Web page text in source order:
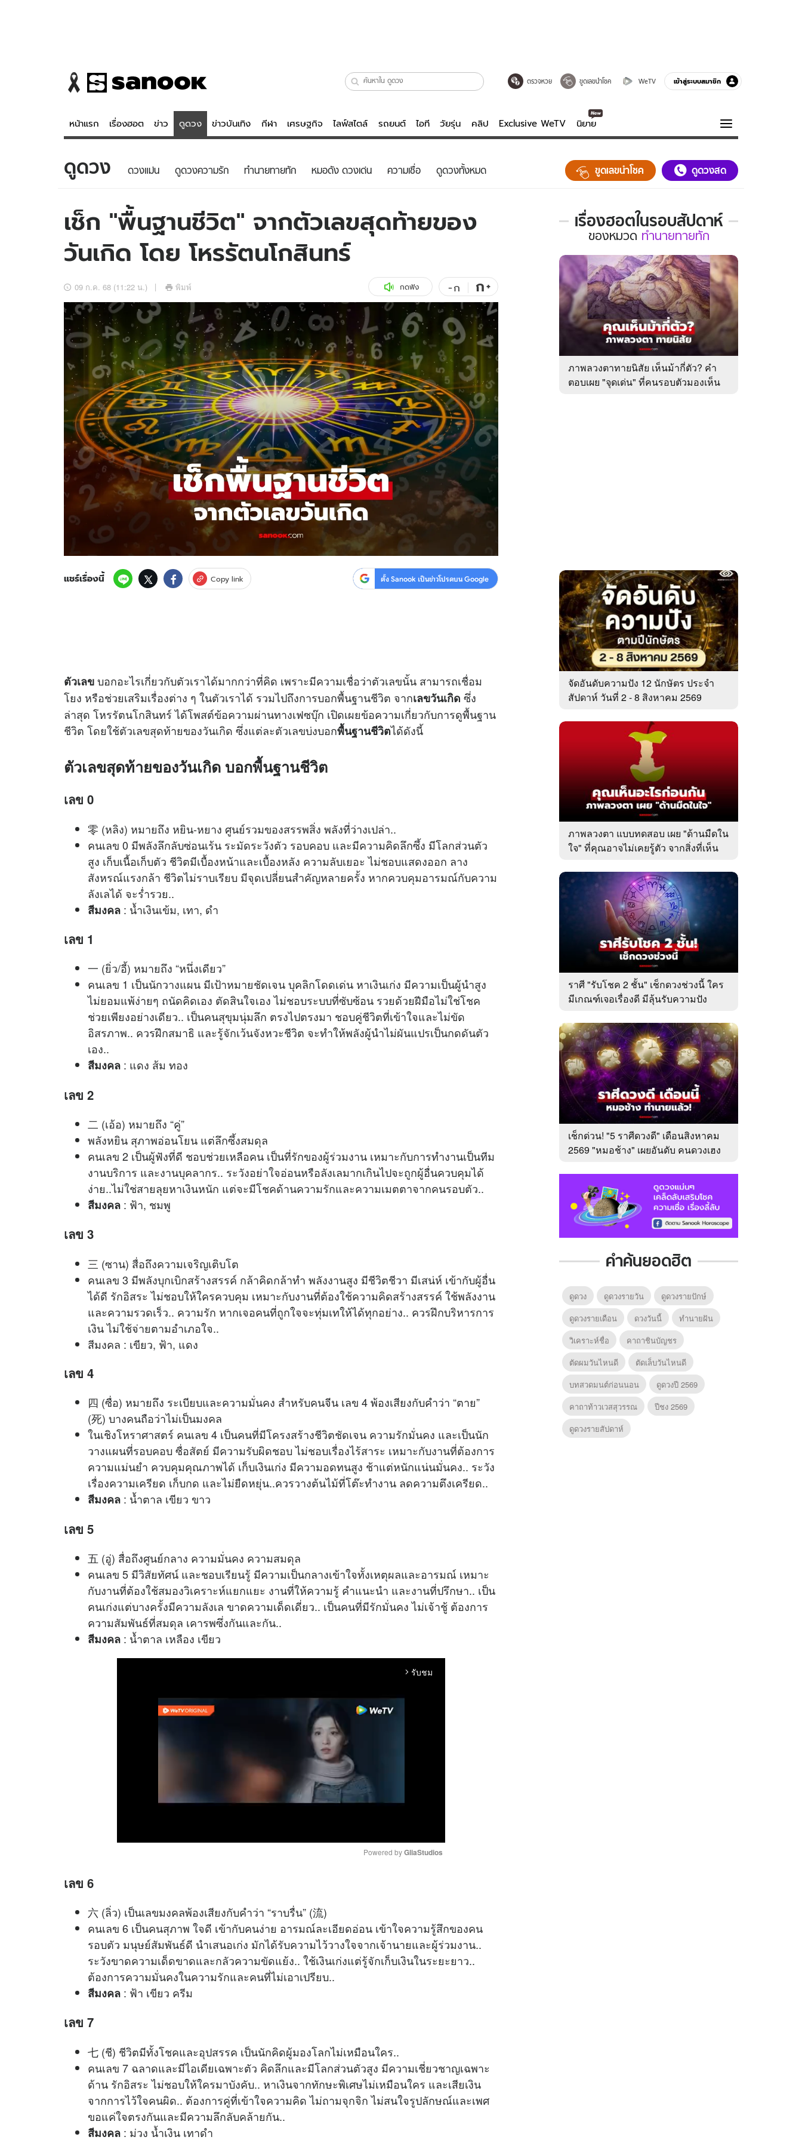
ตรวจหวย ขูดเลขนำโชค WeTV เข้าสู่ระบบสมาชิก
หน้าแรก เรื่องฮอต ข่าว ดูดวง ข่าวบันเทิง กีฬา เศรษฐกิจ ไลฟ์สไตล์ รถยนต์ ไอที วัยรุ่น คลิป Exclusive WeTV นิยาย
ข่าว
ข่าวบันเทิง
ข่าวกีฬา
ข่าวเศรษฐกิจ
อัปเดตจีน
เช็กข่าวชัวร์
ดูดวง - ตรวจหวย
สถิติหวยไทย
หวยลาว
ไลฟ์สไตล์
วัยรุ่น
สุขภาพ
เที่ยว-กิน
Tasteful Thailand
Sanook Choice
ดูทีวี
WeTV
Exclusive WeTV
นิยาย
ความรู้รอบตัว
ฮาวทู
ดาวน์โหลดสนุกแอปฟรี ติดตามสนุกโซเชียลได้ที่
สงวนลิขสิทธิ์ ©2569บริษัท อิมเมจ ฟิวเจอร์ (ประเทศไทย) จำกัด
ดูดวง ดวงแม่น ดูดวงความรัก ทํานายทายทัก หมอดัง ดวงเด่น ความเชื่อ ดูดวงทั้งหมด ขูดเลขนำโชค ดูดวงสด
เช็ก "พื้นฐานชีวิต" จากตัวเลขสุดท้ายของ
วันเกิด โดย โหรรัตนโกสินทร์
09 ก.ค. 68 (11:22 น.) พิมพ์ กดฟัง -ก ก+
แชร์เรื่องนี้ Copy link ตั้ง Sanook เป็นข่าวโปรดบน Google
ตัวเลขบอกอะไรเกี่ยวกับตัวเราได้มากกว่าที่คิด เพราะมีความเชื่อว่าตัวเลขนั้น สามารถเชื่อม
โยง หรือช่วยเสริมเรื่องต่าง ๆ ในตัวเราได้ รวมไปถึงการบอกพื้นฐานชีวิต จากเลขวันเกิด ซึ่ง
ล่าสุด โหรรัตนโกสินทร์ ได้โพสต์ข้อความผ่านทางเฟซบุ๊ก เปิดเผยข้อความเกี่ยวกับการดูพื้นฐาน
ชีวิต โดยใช้ตัวเลขสุดท้ายของวันเกิด ซึ่งแต่ละตัวเลขบ่งบอกพื้นฐานชีวิตได้ดังนี้
ตัวเลขสุดท้ายของวันเกิด บอกพื้นฐานชีวิต
เลข 0
零 (หลิง) หมายถึง หยิน-หยาง ศูนย์รวมของสรรพสิ่ง พลังที่ว่างเปล่า..
คนเลข 0 มีพลังลึกลับซ่อนเร้น ระมัดระวังตัว รอบคอบ และมีความคิดลึกซึ้ง มีโลกส่วนตัว
สูง เก็บเนื้อเก็บตัว ชีวิตมีเบื้องหน้าและเบื้องหลัง ความลับเยอะ ไม่ชอบแสดงออก ลาง
สังหรณ์แรงกล้า ชีวิตไม่ราบเรียบ มีจุดเปลี่ยนสำคัญหลายครั้ง หากควบคุมอารมณ์กับความ
ลังเลได้ จะร่ำรวย..
สีมงคล : น้ำเงินเข้ม, เทา, ดำ
เลข 1
一 (ยิ่ว/อี้) หมายถึง “หนึ่งเดียว”
คนเลข 1 เป็นนักวางแผน มีเป้าหมายชัดเจน บุคลิกโดดเด่น หาเงินเก่ง มีความเป็นผู้นำสูง
ไม่ยอมแพ้ง่ายๆ ถนัดคิดเอง ตัดสินใจเอง ไม่ชอบระบบที่ซับซ้อน รวยด้วยฝีมือไม่ใช่โชค
ช่วยเพียงอย่างเดียว.. เป็นคนสุขุมนุ่มลึก ตรงไปตรงมา ชอบคู่ชีวิตที่เข้าใจและไม่ขัด
อิสรภาพ.. ควรฝึกสมาธิ และรู้จักเว้นจังหวะชีวิต จะทำให้พลังผู้นำไม่ผันแปรเป็นกดดันตัว
เอง..
สีมงคล : แดง ส้ม ทอง
เลข 2
二 (เอ้อ) หมายถึง “คู่”
พลังหยิน สุภาพอ่อนโยน แต่ลึกซึ้งสมดุล
คนเลข 2 เป็นผู้ฟังที่ดี ชอบช่วยเหลือคน เป็นที่รักของผู้ร่วมงาน เหมาะกับการทำงานเป็นทีม
งานบริการ และงานบุคลากร.. ระวังอย่าใจอ่อนหรือลังเลมากเกินไปจะถูกผู้อื่นควบคุมได้
ง่าย..ไม่ใช่สายลุยหาเงินหนัก แต่จะมีโชคด้านความรักและความเมตตาจากคนรอบตัว..
สีมงคล : ฟ้า, ชมพู
เลข 3
三 (ซาน) สื่อถึงความเจริญเติบโต
คนเลข 3 มีพลังบุกเบิกสร้างสรรค์ กล้าคิดกล้าทำ พลังงานสูง มีชีวิตชีวา มีเสน่ห์ เข้ากับผู้อื่น
ได้ดี รักอิสระ ไม่ชอบให้ใครควบคุม เหมาะกับงานที่ต้องใช้ความคิดสร้างสรรค์ ใช้พลังงาน
และความรวดเร็ว.. ความรัก หากเจอคนที่ถูกใจจะทุ่มเทให้ได้ทุกอย่าง.. ควรฝึกบริหารการ
เงิน ไม่ใช้จ่ายตามอำเภอใจ..
สีมงคล : เขียว, ฟ้า, แดง
เลข 4
四 (ซื่อ) หมายถึง ระเบียบและความมั่นคง สำหรับคนจีน เลข 4 พ้องเสียงกับคำว่า “ตาย”
(死) บางคนถือว่าไม่เป็นมงคล
ในเชิงโหราศาสตร์ คนเลข 4 เป็นคนที่มีโครงสร้างชีวิตชัดเจน ความรักมั่นคง และเป็นนัก
วางแผนที่รอบคอบ ซื่อสัตย์ มีความรับผิดชอบ ไม่ชอบเรื่องไร้สาระ เหมาะกับงานที่ต้องการ
ความแม่นยำ ควบคุมคุณภาพได้ เก็บเงินเก่ง มีความอดทนสูง ช้าแต่หนักแน่นมั่นคง.. ระวัง
เรื่องความเครียด เก็บกด และไม่ยืดหยุ่น..ควรวางต้นไม้ที่โต๊ะทำงาน ลดความตึงเครียด..
สีมงคล : น้ำตาล เขียว ขาว
เลข 5
五 (อู่) สื่อถึงศูนย์กลาง ความมั่นคง ความสมดุล
คนเลข 5 มีวิสัยทัศน์ และชอบเรียนรู้ มีความเป็นกลางเข้าใจทั้งเหตุผลและอารมณ์ เหมาะ
กับงานที่ต้องใช้สมองวิเคราะห์แยกแยะ งานที่ให้ความรู้ คำแนะนำ และงานที่ปรึกษา.. เป็น
คนเก่งแต่บางครั้งมีความลังเล ขาดความเด็ดเดี่ยว.. เป็นคนที่มีรักมั่นคง ไม่เจ้าชู้ ต้องการ
ความสัมพันธ์ที่สมดุล เคารพซึ่งกันและกัน..
สีมงคล : น้ำตาล เหลือง เขียว
arrow_forward_ios รับชม
e
Powered by GliaStudios
เลข 6
六 (ลิ่ว) เป็นเลขมงคลพ้องเสียงกับคำว่า “ราบรื่น” (流)
คนเลข 6 เป็นคนสุภาพ ใจดี เข้ากับคนง่าย อารมณ์ละเอียดอ่อน เข้าใจความรู้สึกของคน
รอบตัว มนุษย์สัมพันธ์ดี นำเสนอเก่ง มักได้รับความไว้วางใจจากเจ้านายและผู้ร่วมงาน..
ระวังขาดความเด็ดขาดและกลัวความขัดแย้ง.. ใช้เงินเก่งแต่รู้จักเก็บเงินในระยะยาว..
ต้องการความมั่นคงในความรักและคนที่ไม่เอาเปรียบ..
สีมงคล : ฟ้า เขียว ครีม
เลข 7
七 (ชี) ชีวิตมีทั้งโชคและอุปสรรค เป็นนักคิดผู้มองโลกไม่เหมือนใคร..
คนเลข 7 ฉลาดและมีไอเดียเฉพาะตัว คิดลึกและมีโลกส่วนตัวสูง มีความเชี่ยวชาญเฉพาะ
ด้าน รักอิสระ ไม่ชอบให้ใครมาบังคับ.. หาเงินจากทักษะพิเศษไม่เหมือนใคร และเสียเงิน
จากการไว้ใจคนผิด.. ต้องการคู่ที่เข้าใจความคิด ไม่ถามจุกจิก ไม่สนใจรูปลักษณ์และเพศ
ขอแค่ใจตรงกันและมีความลึกลับคล้ายกัน..
สีมงคล : ม่วง น้ำเงิน เทาดำ
เรื่องฮอตในรอบสัปดาห์
เรื่อง
ใน
รอบ
สัปดาห์
ของ
หมวด
ทำนาย
ทาย
ของหมวด ทำนายทายทัก
ภาพลวงตาทายนิสัย เห็นม้ากี่ตัว? คำ
ตอบเผย "จุดเด่น" ที่คนรอบตัวมองเห็น
จัดอันดับความปัง 12 นักษัตร ประจำ
สัปดาห์ วันที่ 2 - 8 สิงหาคม 2569
ภาพลวงตา แบบทดสอบ เผย "ด้านมืดใน
ใจ" ที่คุณอาจไม่เคยรู้ตัว จากสิ่งที่เห็น
ราศี "รับโชค 2 ชั้น" เช็กดวงช่วงนี้ ใคร
มีเกณฑ์เจอเรื่องดี มีลุ้นรับความปัง
เช็กด่วน! "5 ราศีดวงดี" เดือนสิงหาคม
2569 "หมอช้าง" เผยอันดับ คนดวงเฮง
คำค้นยอดฮิต
ดูดวง ดูดวงรายวัน
ดูดวงรายปักษ์
ดูดวงรายเดือน
ดวงวันนี้
ทํานายฝัน
วิเคราะห์ชื่อ
คาถาชินบัญชร
ตัดผมวันไหนดี
ตัดเล็บวันไหนดี
บทสวดมนต์ก่อนนอน
ดูดวงปี 2569
คาถาท้าวเวสสุวรรณ
ปีชง 2569
ดูดวงรายสัปดาห์